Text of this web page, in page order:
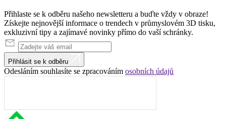
Přihlaste se k odběru našeho newsletteru a buďte vždy v obraze!
Získejte nejnovější informace o trendech v průmyslovém 3D tisku,
exkluzivní tipy a zajímavé novinky přímo do vaší schránky.
Přihlásit se k odběru
Odesláním souhlasíte se zpracováním osobních údajů